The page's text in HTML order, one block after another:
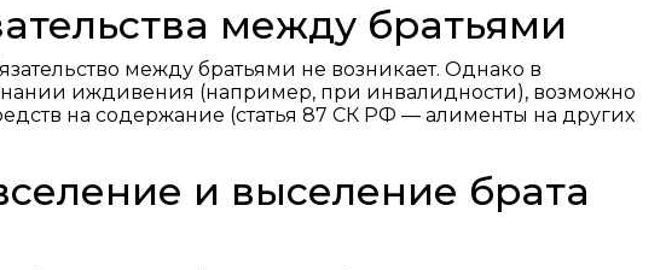
между братьями
между братьями не возникает. Однако в
иждивения (например, при инвалидности), возможно
на содержание (статья 87 СК РФ — алименты на других
и выселение брата